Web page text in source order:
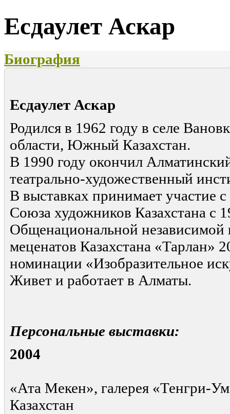
Есдаулет Аскар
Биография
Есдаулет Аскар
Родился в 1962 году в селе
области, Южный Казахстан.
В 1990 году окончил
театрально-художественный
В выставках принимает участие
Союза художников Казахстана с
Общенациональной
меценатов Казахстана «Тарлан»
номинации «Изобразительное
Живет и работает в Алматы.
Персональные выставки:
2004
«Ата Мекен», галерея «Тенгри-
Казахстан